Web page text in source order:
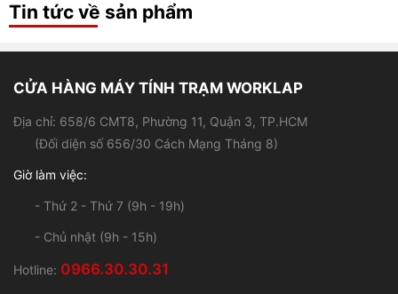
Tin tức về sản phẩm
CỬA HÀNG MÁY TÍNH TRẠM WORKLAP
Địa chỉ: 658/6 CMT8, Phường 11, Quận 3, TP.HCM
(Đối diện số 656/30 Cách Mạng Tháng 8)
Giờ làm việc:
- Thứ 2 - Thứ 7 (9h - 19h)
- Chủ nhật (9h - 15h)
Hotline: 0966.30.30.31